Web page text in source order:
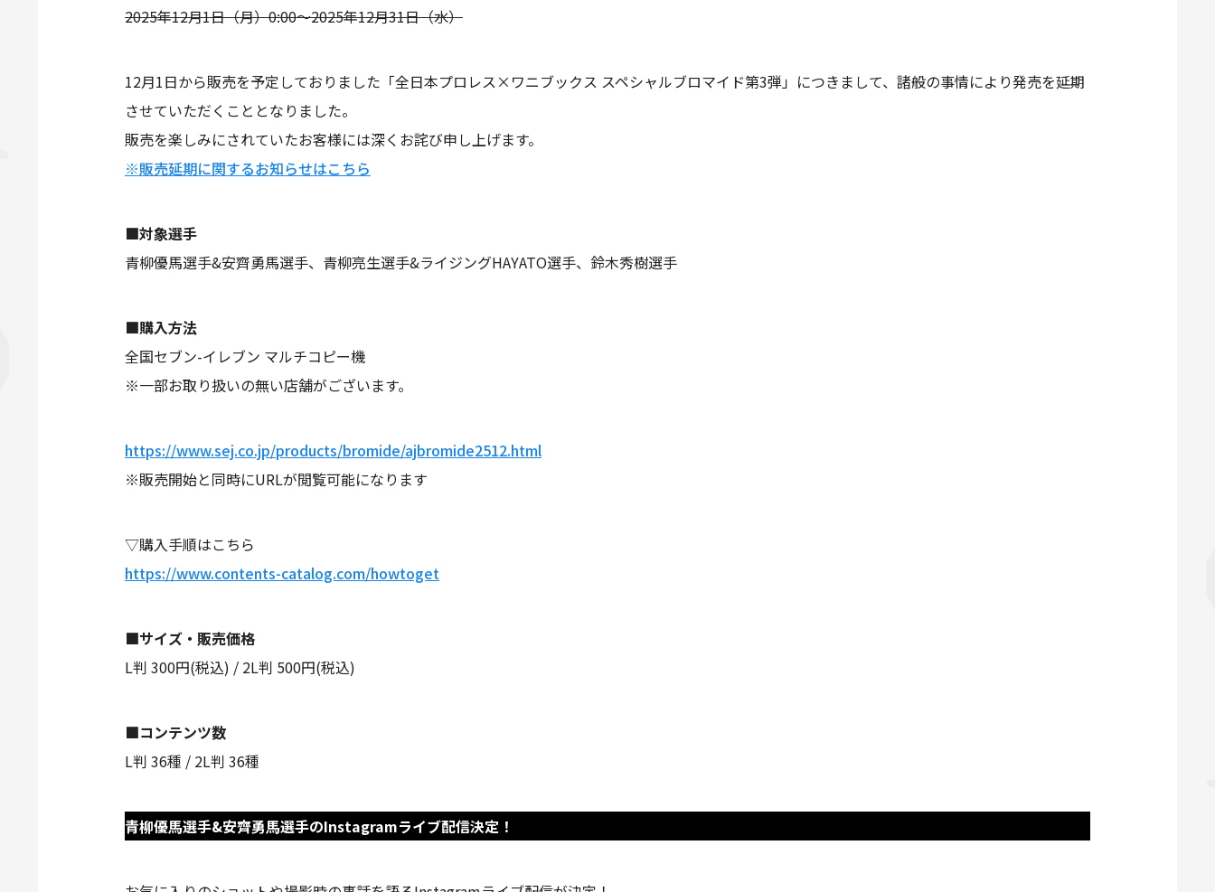
2025年12月1日（月）0:00～2025年12月31日（水）
12月1日から販売を予定しておりました「全日本プロレス×ワニブックス スペシャルブロマイド第3弾」につきまして、諸般の事情により発売を延期
させていただくこととなりました。
販売を楽しみにされていたお客様には深くお詫び申し上げます。
※販売延期に関するお知らせはこちら
■対象選手
青柳優馬選手&安齊勇馬選手、青柳亮生選手&ライジングHAYATO選手、鈴木秀樹選手
■購入方法
全国セブン-イレブン マルチコピー機
※一部お取り扱いの無い店舗がございます。
https://www.sej.co.jp/products/bromide/ajbromide2512.html
※販売開始と同時にURLが閲覧可能になります
▽購入手順はこちら
https://www.contents-catalog.com/howtoget
■サイズ・販売価格
L判 300円(税込) / 2L判 500円(税込)
■コンテンツ数
L判 36種 / 2L判 36種
青柳優馬選手&安齊勇馬選手のInstagramライブ配信決定！